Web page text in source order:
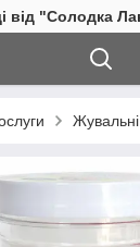
від "Солодка